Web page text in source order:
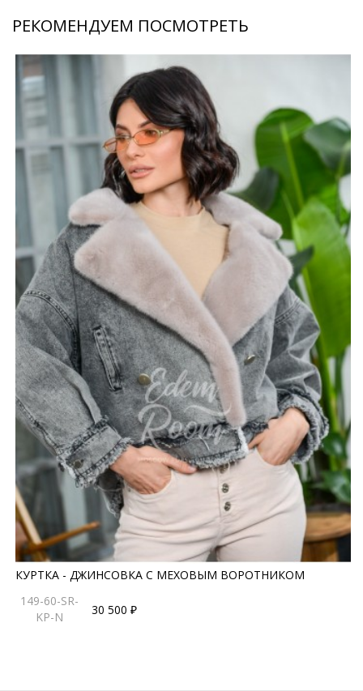
РЕКОМЕНДУЕМ ПОСМОТРЕТЬ
КУРТКА - ДЖИНСОВКА С МЕХОВЫМ ВОРОТНИКОМ
149-60-SR-
KP-N
30 500 ₽